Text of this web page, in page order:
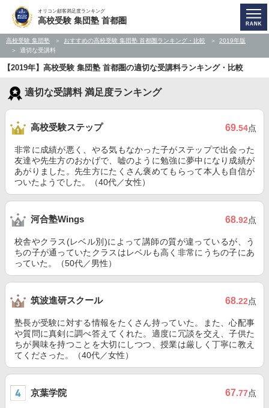
オリコン顧客満足度ランキング
高校受験 集団塾 首都圏
高校受験 集団塾 おすすめの高校受験 集団塾 首都圏ランキング・比較
2019年版
適切な受講料
【2019年】高校受験 集団塾 首都圏の適切な受講料ランキング・比較
適切な受講料 満足度ランキング
高校受験ステップ 69.54点
非常に成績が悪く、やる気もなかった子がステップで出会った
友達や先生方のおかげで、嘘のように勉強に夢中になり成績が
あがりました。先生方にたくさん褒めてもらって本人も自信が
ついたようでした。（40代／女性）
河合塾Wings 68.92点
校舎やクラス(レベル別)によって講師の質が違っているが、う
ちの子が通っていたクラスはレベルも高く非常にうちの子にあ
っていた。（50代／男性）
筑波進研スクール 68.22点
塾長が受験に対する情報をたくさん持っていた。また、心配事
や質問に真剣に調べ答えてくれた。適度に冗談を交え、子供た
ちが興味を持つことを大切にしつつ、授業は厳しく丁寧に教え
てくださった。（40代／女性）
京葉学院 67.77点